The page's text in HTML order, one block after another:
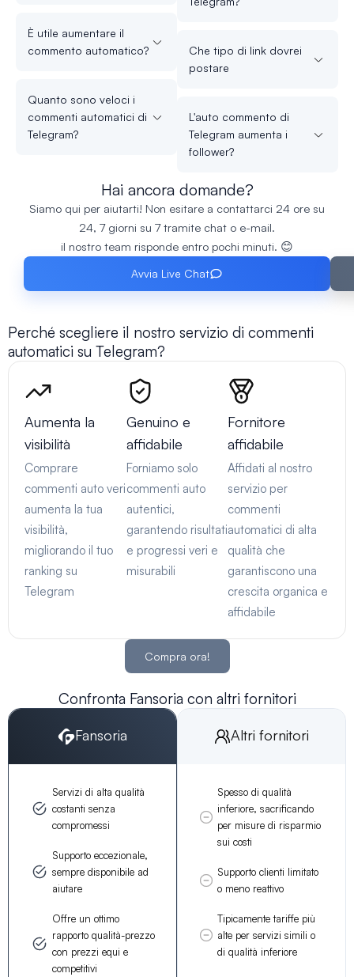
È utile aumentare il
commento automatico?
Quanto sono veloci i
commenti automatici di
Telegram?
Che tipo di link dovrei
postare
L'auto commento di
Telegram aumenta i
follower?
Hai ancora domande?
Siamo qui per aiutarti! Non esitare a contattarci 24 ore su
24, 7 giorni su 7 tramite chat o e-mail.
il nostro team risponde entro pochi minuti. 😊
Avvia Live Chat
Perché scegliere il nostro servizio di commenti
automatici su Telegram?
Aumenta la
visibilità
Comprare
commenti auto veri
aumenta la tua
visibilità,
migliorando il tuo
ranking su
Telegram
Genuino e
affidabile
Forniamo solo
commenti auto
autentici,
garantendo risultati
e progressi veri e
misurabili
Fornitore
affidabile
Affidati al nostro
servizio per
commenti
automatici di alta
qualità che
garantiscono una
crescita organica e
affidabile
Compra ora!
Confronta Fansoria con altri fornitori
Fansoria
Servizi di alta qualità
costanti senza
compromessi
Supporto eccezionale,
sempre disponibile ad
aiutare
Offre un ottimo
rapporto qualità-prezzo
con prezzi equi e
competitivi
Altri fornitori
Spesso di qualità
inferiore, sacrificando
per misure di risparmio
sui costi
Supporto clienti limitato
o meno reattivo
Tipicamente tariffe più
alte per servizi simili o
di qualità inferiore